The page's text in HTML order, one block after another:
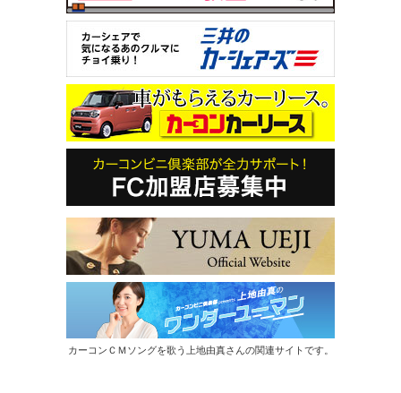
カーコンＣＭソングを歌う上地由真さんの関連サイトです。